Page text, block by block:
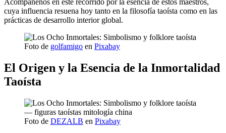
cuya influencia resuena hoy tanto en la filosofía taoísta como en las
prácticas de desarrollo interior global.
Foto de golfamigo en Pixabay
El Origen y la Esencia de la Inmortalidad
Taoísta
Foto de DEZALB en Pixabay